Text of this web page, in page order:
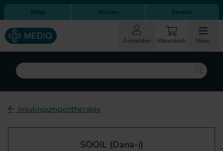
Direkt zum Inhalt
Direkt zur Hauptnavigation
Shop Wissen Service
Anmelden Warenkorb Menü
Suche
Insulinpumpentherapie
SOOIL (Dana-i)